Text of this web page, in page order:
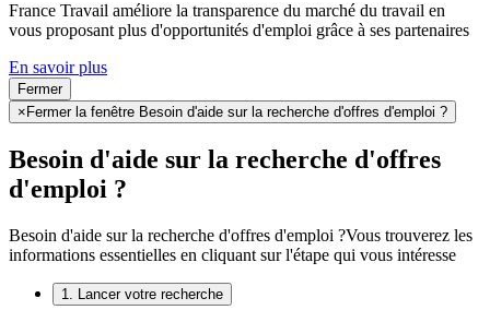
France Travail améliore la transparence du marché du travail en
vous proposant plus d'opportunités d'emploi grâce à ses partenaires
En savoir plus
Fermer
× Fermer la fenêtre Besoin d'aide sur la recherche d'offres d'emploi ?
Besoin d'aide sur la recherche d'offres
d'emploi ?
Besoin d'aide sur la recherche d'offres d'emploi ?Vous trouverez les
informations essentielles en cliquant sur l'étape qui vous intéresse
1. Lancer votre recherche